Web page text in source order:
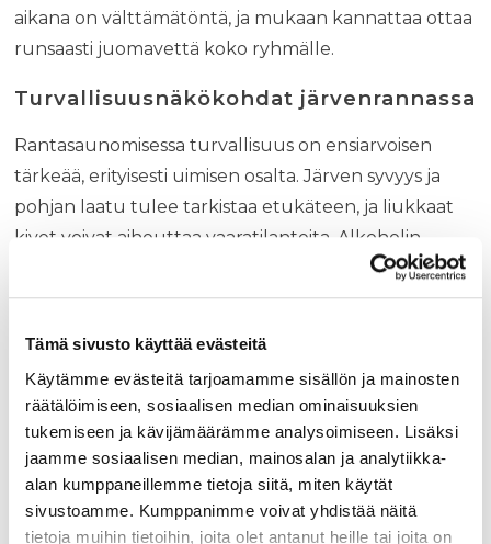
Tämä sivusto käyttää evästeitä
Käytämme evästeitä tarjoamamme sisällön ja mainosten
räätälöimiseen, sosiaalisen median ominaisuuksien
tukemiseen ja kävijämäärämme analysoimiseen. Lisäksi
jaamme sosiaalisen median, mainosalan ja analytiikka-
alan kumppaneillemme tietoja siitä, miten käytät
sivustoamme. Kumppanimme voivat yhdistää näitä
tietoja muihin tietoihin, joita olet antanut heille tai joita on
aikana on välttämätöntä, ja mukaan kannattaa ottaa
runsaasti juomavettä koko ryhmälle.
Turvallisuusnäkökohdat järvenrannassa
Rantasaunomisessa turvallisuus on ensiarvoisen
tärkeää, erityisesti uimisen osalta. Järven syvyys ja
pohjan laatu tulee tarkistaa etukäteen, ja liukkaat
kivet voivat aiheuttaa vaaratilanteita. Alkoholin
käyttö tulee pitää maltillisena, sillä se lisää
tapaturmariskiä merkittävästi saunomisen ja uimisen
vastuuhenkilö, joka pysyy selvin päin ja huolehtii
kaikkien turvallisuudesta.
Parhaat käytännöt rantasaunomiseen
Onnistunut rantasaunakokemus syntyy oikeasta
valmistautumisesta ja luonnon kunnioittamisesta.